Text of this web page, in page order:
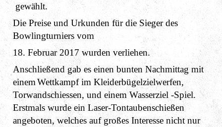
gewählt.
Die Preise und Urkunden für die Sieger des
Bowlingturniers vom
18. Februar 2017 wurden verliehen.
Anschließend gab es einen bunten Nachmittag mit
einemWettkampf im Kleiderbügelzielwerfen,
Torwandschiessen, und einem Wasserziel -Spiel.
Erstmals wurde ein Laser-Tontaubenschießen
angeboten, welches auf großes Interesse nicht nur